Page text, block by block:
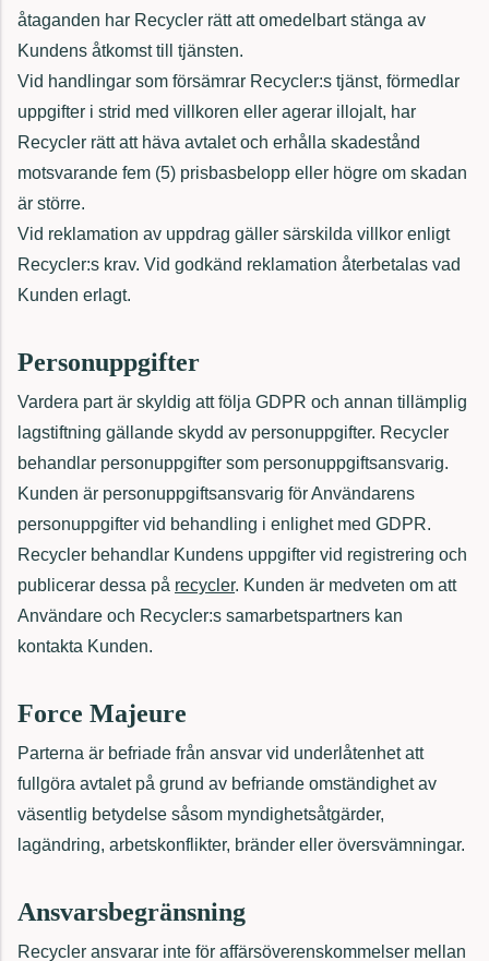
åtaganden har Recycler rätt att omedelbart stänga av
Kundens åtkomst till tjänsten.
Vid handlingar som försämrar Recycler:s tjänst, förmedlar
uppgifter i strid med villkoren eller agerar illojalt, har
Recycler rätt att häva avtalet och erhålla skadestånd
motsvarande fem (5) prisbasbelopp eller högre om skadan
är större.
Vid reklamation av uppdrag gäller särskilda villkor enligt
Recycler:s krav. Vid godkänd reklamation återbetalas vad
Kunden erlagt.
Personuppgifter
Vardera part är skyldig att följa GDPR och annan tillämplig
lagstiftning gällande skydd av personuppgifter. Recycler
behandlar personuppgifter som personuppgiftsansvarig.
Kunden är personuppgiftsansvarig för Användarens
personuppgifter vid behandling i enlighet med GDPR.
Recycler behandlar Kundens uppgifter vid registrering och
publicerar dessa på recycler. Kunden är medveten om att
Användare och Recycler:s samarbetspartners kan
kontakta Kunden.
Force Majeure
Parterna är befriade från ansvar vid underlåtenhet att
fullgöra avtalet på grund av befriande omständighet av
väsentlig betydelse såsom myndighetsåtgärder,
lagändring, arbetskonflikter, bränder eller översvämningar.
Ansvarsbegränsning
Recycler ansvarar inte för affärsöverenskommelser mellan